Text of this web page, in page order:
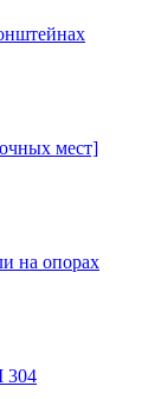
мест]
на опорах
304